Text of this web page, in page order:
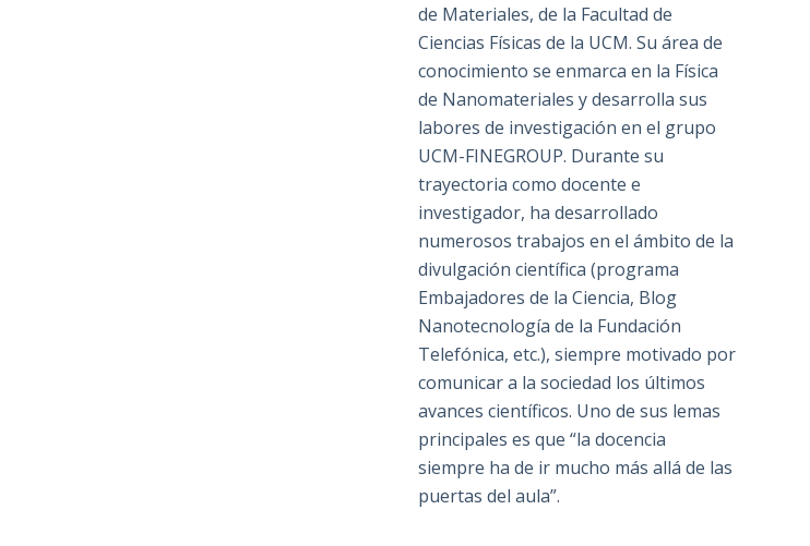
de Materiales, de la Facultad de
Ciencias Físicas de la UCM. Su área de
conocimiento se enmarca en la Física
de Nanomateriales y desarrolla sus
labores de investigación en el grupo
UCM-FINEGROUP. Durante su
trayectoria como docente e
investigador, ha desarrollado
numerosos trabajos en el ámbito de la
divulgación científica (programa
Embajadores de la Ciencia, Blog
Nanotecnología de la Fundación
Telefónica, etc.), siempre motivado por
comunicar a la sociedad los últimos
avances científicos. Uno de sus lemas
principales es que “la docencia
siempre ha de ir mucho más allá de las
puertas del aula”.